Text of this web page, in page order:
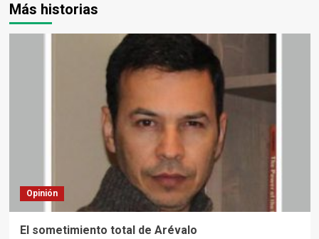
Más historias
Opinión
El sometimiento total de Arévalo